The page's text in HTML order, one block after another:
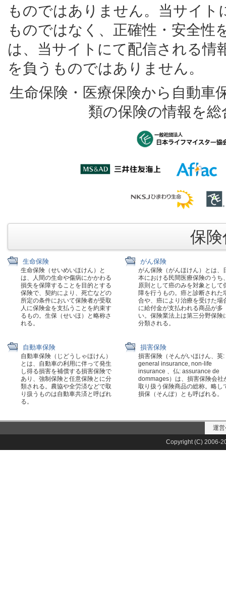
ものではありません。当サイ
ものではなく、正確性・安全性
は、当サイトにて配信される情
を負うものではありません。
生命保険・医療保険から自動車
類の保険の情報を
保
生命保険
生命保険（せいめいほけん）と
は、人間の生命や傷病にかかわる
損失を保障することを目的とする
保険で、契約により、死亡などの
所定の条件において保険者が受取
人に保険金を支払うことを約束す
るもの。生保（せいほ）と略称さ
れる。
がん保険
がん保険（がんほけん）とは、
本における民間医療保険のうち
原則として癌のみを対象として
障を行うもの。癌と診断された
合や、癌により治療を受けた場
に給付金が支払われる商品が多
い。保険業法上は第三分野保険
分類される。
自動車保険
自動車保険（じどうしゃほけん）
とは、自動車の利用に伴って発生
し得る損害を補償する損害保険で
あり、強制保険と任意保険とに分
類される。農協や全労済などで取
り扱うものは自動車共済と呼ばれ
る。
損害保険
損害保険（そんがいほけん、英:
general insurance, non-life
insurance 、仏: assurance de
dommages）は、損害保険会社
取り扱う保険商品の総称。略し
損保（そんぽ）とも呼ばれる。
運
Copyright (C) 2006-